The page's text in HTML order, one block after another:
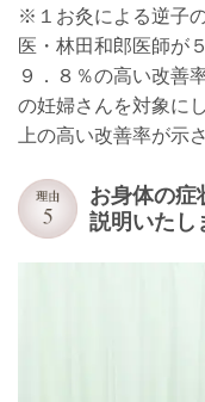
※１お灸による逆子
医・林田和郎医師が
９．８％の高い改善
の妊婦さんを対象に
上の高い改善率が示
お身体の症
説明いたし